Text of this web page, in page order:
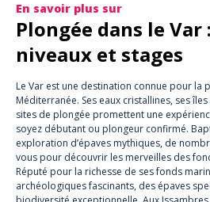
En savoir plus sur
Plongée dans le Var
niveaux et stages
Le Var est une destination connue pour la
Méditerranée. Ses eaux cristallines, ses
sites de plongée promettent une
soyez débutant ou plongeur confirmé.
exploration d’épaves mythiques, de
vous pour découvrir les merveilles des
Réputé pour la richesse de ses fonds
archéologiques fascinants, des épaves